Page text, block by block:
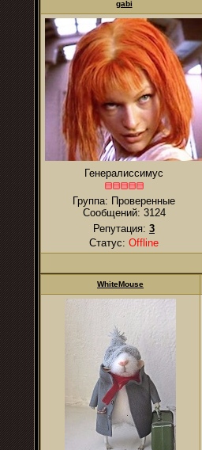
gabi
Генералиссимус
Группа: Проверенные
Сообщений: 3124
Репутация: 3
Статус: Offline
WhiteMouse